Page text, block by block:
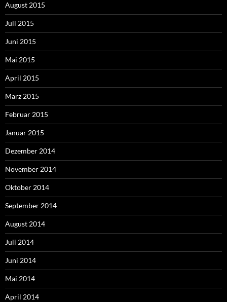
August 2015
Juli 2015
Juni 2015
Mai 2015
April 2015
März 2015
Februar 2015
Januar 2015
Dezember 2014
November 2014
Oktober 2014
September 2014
August 2014
Juli 2014
Juni 2014
Mai 2014
April 2014